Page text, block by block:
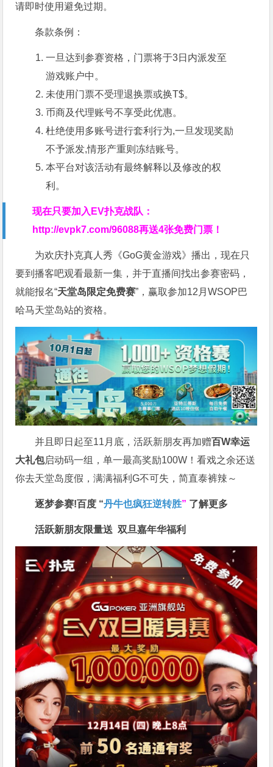
请即时使用避免过期。
条款条例：
一旦达到参赛资格，门票将于3日内派发至
游戏账户中。
未使用门票不受理退换票或换T$。
币商及代理账号不享受此优惠。
杜绝使用多账号进行套利行为,一旦发现奖励
不予派发,情形产重则冻结账号。
本平台对该活动有最终解释以及修改的权
利。
现在只要加入EV扑克战队：
http://evpk7.com/96088再送4张免费门票！
为欢庆扑克真人秀《GoG黄金游戏》播出，现在只
要到播客吧观看最新一集，并于直播间找出参赛密码，
就能报名“天堂岛限定免费赛”，赢取参加12月WSOP巴
哈马天堂岛站的资格。
并且即日起至11月底，活跃新朋友再加赠百W幸运
大礼包启动码一组，单一最高奖励100W！看戏之余还送
你去天堂岛度假，满满福利G不可失，简直泰裤辣～
逐梦参赛!百度 “丹牛也疯狂逆转胜” 了解更多
活跃新朋友限量送双旦嘉年华福利